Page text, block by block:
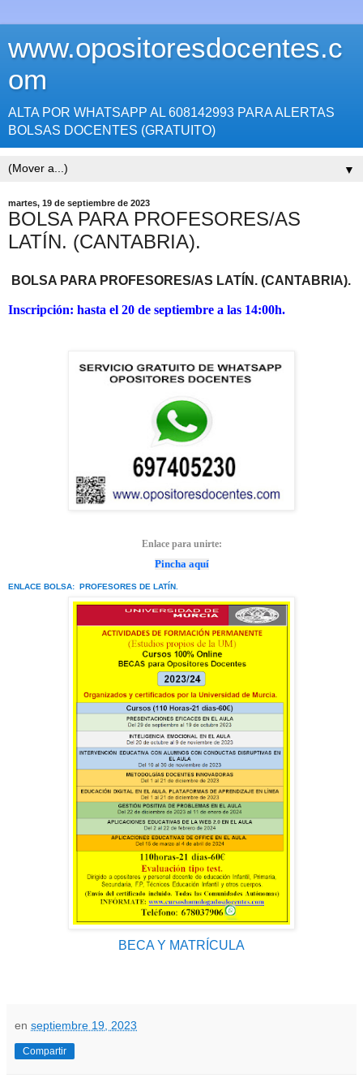
www.opositoresdocentes.c
om
ALTA POR WHATSAPP AL 608142993 PARA ALERTAS
BOLSAS DOCENTES (GRATUITO)
▼
martes, 19 de septiembre de 2023
BOLSA PARA PROFESORES/AS
LATÍN. (CANTABRIA).
BOLSA PARA PROFESORES/AS LATÍN. (CANTABRIA).
Inscripción: hasta el 20 de septiembre a las 14:00h.
Enlace para unirte:
Pincha aquí
ENLACE BOLSA: PROFESORES DE LATÍN.
BECA Y MATRÍCULA
en septiembre 19, 2023
Compartir